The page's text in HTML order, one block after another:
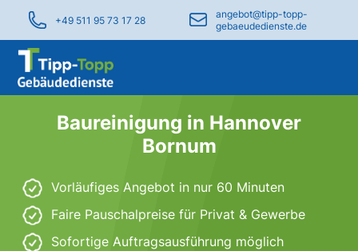
+49 511 95 73 17 28
angebot@tipp-topp-
gebaeudedienste.de
Baureinigung in Hannover
Bornum
Vorläufiges Angebot in nur 60 Minuten
Faire Pauschalpreise für Privat & Gewerbe
Sofortige Auftragsausführung möglich